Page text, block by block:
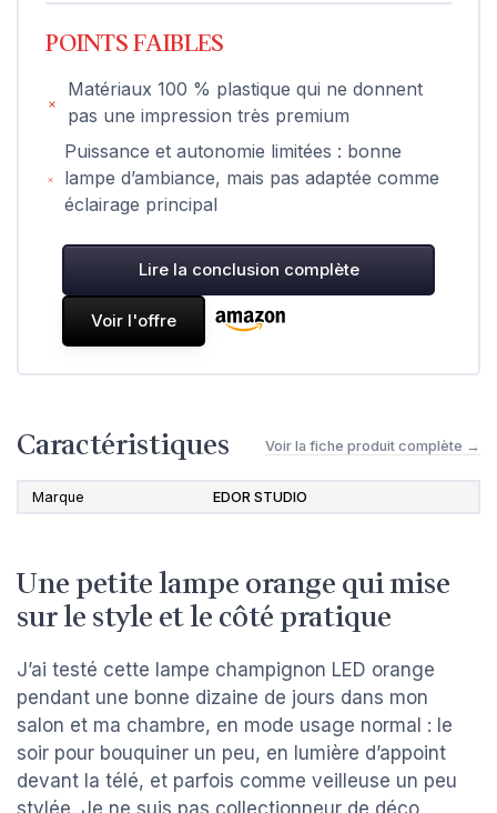
POINTS FAIBLES
Matériaux 100 % plastique qui ne donnent
pas une impression très premium
Puissance et autonomie limitées : bonne
lampe d’ambiance, mais pas adaptée comme
éclairage principal
Lire la conclusion complète
Voir l'offre
Caractéristiques Voir la fiche produit complète →
Marque EDOR STUDIO
Une petite lampe orange qui mise
sur le style et le côté pratique
J’ai testé cette lampe champignon LED orange
pendant une bonne dizaine de jours dans mon
salon et ma chambre, en mode usage normal : le
soir pour bouquiner un peu, en lumière d’appoint
devant la télé, et parfois comme veilleuse un peu